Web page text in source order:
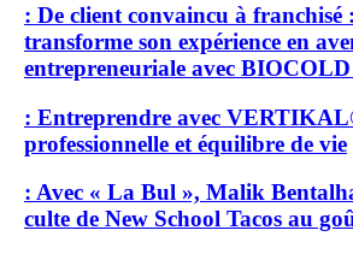
: De client convaincu à franchisé
transforme son expérience en
entrepreneuriale avec
: Entreprendre avec
professionnelle et équilibre de vie
: Avec « La Bul », Malik
culte de New School Tacos au